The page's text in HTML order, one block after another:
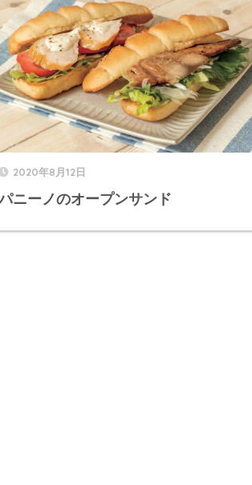
2020年8月12日
ニーノのオープンサンド